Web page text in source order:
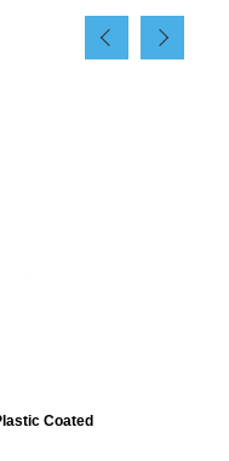
Coated